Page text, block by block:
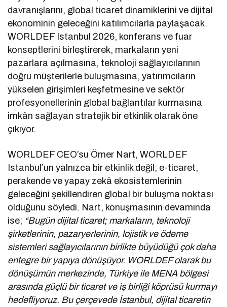
davranışlarını, global ticaret dinamiklerini ve dijital
ekonominin geleceğini katılımcılarla paylaşacak.
WORLDEF Istanbul 2026, konferans ve fuar
konseptlerini birleştirerek, markaların yeni
pazarlara açılmasına, teknoloji sağlayıcılarının
doğru müşterilerle buluşmasına, yatırımcıların
yükselen girişimleri keşfetmesine ve sektör
profesyonellerinin global bağlantılar kurmasına
imkân sağlayan stratejik bir etkinlik olarak öne
çıkıyor.
WORLDEF CEO’su Ömer Nart, WORLDEF
Istanbul’un yalnızca bir etkinlik değil; e-ticaret,
perakende ve yapay zekâ ekosistemlerinin
geleceğini şekillendiren global bir buluşma noktası
olduğunu söyledi. Nart, konuşmasının devamında
ise; “Bugün dijital ticaret; markaların, teknoloji
şirketlerinin, pazaryerlerinin, lojistik ve ödeme
sistemleri sağlayıcılarının birlikte büyüdüğü çok daha
entegre bir yapıya dönüşüyor. WORLDEF olarak bu
dönüşümün merkezinde, Türkiye ile MENA bölgesi
arasında güçlü bir ticaret ve iş birliği köprüsü kurmayı
hedefliyoruz. Bu çerçevede İstanbul, dijital ticaretin